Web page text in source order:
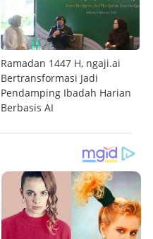
Ramadan 1447 H, ngaji.ai
Bertransformasi Jadi
Pendamping Ibadah Harian
Berbasis AI